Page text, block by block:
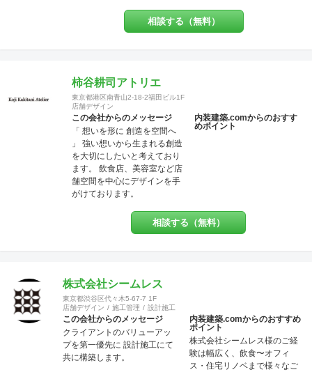
条＝固く信じて守る約束 ・確
信＝固く信じられる内容
成 またデザインを通じて、関
わる方達との関係の構築 これ
らの要素を持って、設計・施
工・管理を行っております。
お客様のお悩みやご相談には
真摯に向き合い、ご要望を最
大限実現する技術力を提供い
たします。 施工後にお客様が
笑顔を見せてくださるときこ
そ、弊社にとってもっとも喜
ォーム・リノベーションや注
文住宅など幅広く工事を担当
建物に対応させていただいて
おり、色々な所にバラバラに
工事内容の注文をしていただ
かなくとも、弊社にて一式執
り行う事をメリットとし、活
動致しております。 尚、店
舗・住宅のセキュリティー面
相談する（無料）
柿谷耕司アトリエ
東京都港区南青山2-18-2福田ビル1F
店舗デザイン
この会社からのメッセージ
「 想いを形に 創造を空間へ
」 強い想いから生まれる創造
を大切にしたいと考えており
ます。 飲食店、美容室など店
舗空間を中心にデザインを手
がけております。
内装建築.comからのおすす
めポイント
相談する（無料）
株式会社シームレス
東京都渋谷区代々木5-67-7 1F
店舗デザイン
施工管理 設計施工
この会社からのメッセージ
クライアントのバリューアッ
プを第一優先に 設計施工にて
共に構築します。
内装建築.comからのおすすめ
ポイント
株式会社シームレス様のご経
験は幅広く、飲食〜オフィ
ス・住宅リノベまで様々なご